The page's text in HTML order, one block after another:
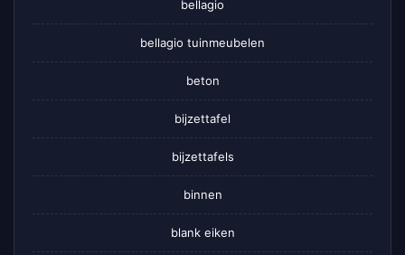
bellagio
bellagio tuinmeubelen
beton
bijzettafel
bijzettafels
binnen
blank eiken